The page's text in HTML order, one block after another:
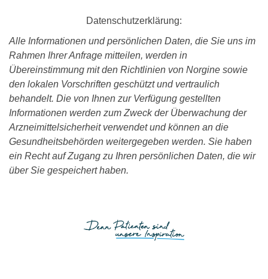
Datenschutzerklärung:
Alle Informationen und persönlichen Daten, die Sie uns im
Rahmen Ihrer Anfrage mitteilen, werden in
Übereinstimmung mit den Richtlinien von Norgine sowie
den lokalen Vorschriften geschützt und vertraulich
behandelt. Die von Ihnen zur Verfügung gestellten
Informationen werden zum Zweck der Überwachung der
Arzneimittelsicherheit verwendet und können an die
Gesundheitsbehörden weitergegeben werden. Sie haben
ein Recht auf Zugang zu Ihren persönlichen Daten, die wir
über Sie gespeichert haben.